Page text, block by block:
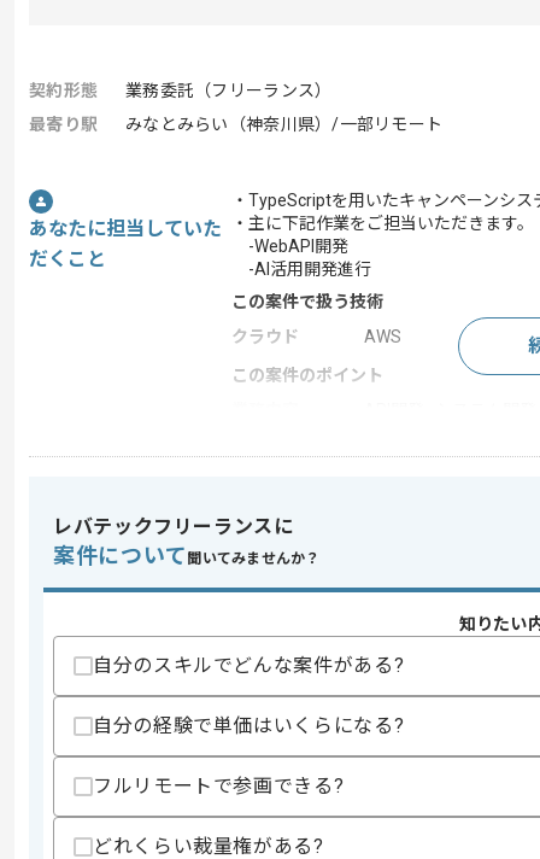
契約形態
業務委託（フリーランス）
最寄り駅
みなとみらい（神奈川県）/一部リモート
あなたに担当していた
だくこと
・TypeScriptを用いたキャンペーンシ
・主に下記作業をご担当いただきます。
-WebAPI開発
-AI活用開発進行
この案件で扱う技術
クラウド
AWS
この案件のポイント
スキル
求めるスキル
・AWSを用いた実務経験
・AI開発経験
歓迎スキル
・Codex、OpenCodeを用いた経験
スキルに不安がある方へ
レバテックフリーランスに
案件について 聞いてみませんか？
知りたい
自分のスキルでどんな案件がある?
自分の経験で単価はいくらになる?
フルリモートで参画できる?
どれくらい裁量権がある?